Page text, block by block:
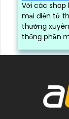
Với các shop
mại điện tử
thường
thống phần
được quá
là quy trình